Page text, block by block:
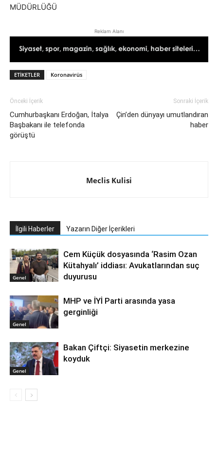
MÜDÜRLÜĞÜ
Reklam Alanı
ETIKETLER Koronavirüs
Önceki İçerik
Cumhurbaşkanı Erdoğan, İtalya
Başbakanı ile telefonda
görüştü
Sonraki İçerik
Çin’den dünyayı umutlandıran
haber
Meclis Kulisi
İlgili Haberler Yazarın Diğer İçerikleri
Genel
Cem Küçük dosyasında ‘Rasim Ozan
Kütahyalı’ iddiası: Avukatlarından suç
duyurusu
Genel
MHP ve İYİ Parti arasında yasa
gerginliği
Genel
Bakan Çiftçi: Siyasetin merkezine
koyduk